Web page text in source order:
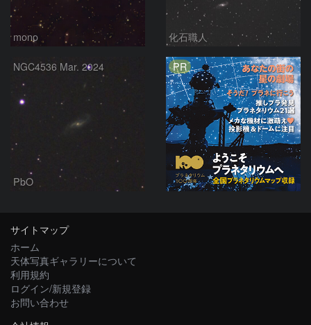
mono 化石職人
NGC4536 Mar. 2024
PbO
PR
サイトマップ
ホーム
天体写真ギャラリーについて
利用規約
ログイン/新規登録
お問い合わせ